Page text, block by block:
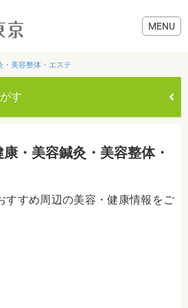
・美容整体・エステ
す
・美容鍼灸・美容整体・
すすめ周辺の美容・健康情報をご